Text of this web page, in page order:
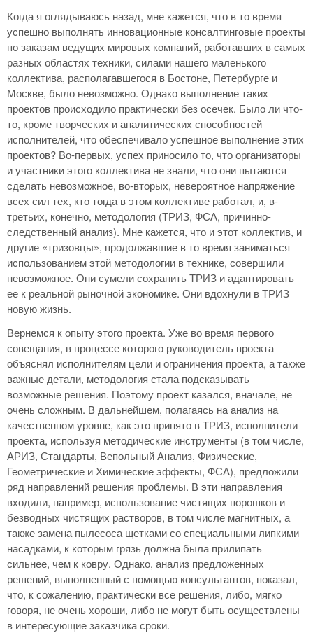
Когда я оглядываюсь назад, мне кажется, что в то время
успешно выполнять инновационные консалтинговые проекты
по заказам ведущих мировых компаний, работавших в самых
разных областях техники, силами нашего маленького
коллектива, располагавшегося в Бостоне, Петербурге и
Москве, было невозможно. Однако выполнение таких
проектов происходило практически без осечек. Было ли что-
то, кроме творческих и аналитических способностей
исполнителей, что обеспечивало успешное выполнение этих
проектов? Во-первых, успех приносило то, что организаторы
и участники этого коллектива не знали, что они пытаются
сделать невозможное, во-вторых, невероятное напряжение
всех сил тех, кто тогда в этом коллективе работал, и, в-
третьих, конечно, методология (ТРИЗ, ФСА, причинно-
следственный анализ). Мне кажется, что и этот коллектив, и
другие «тризовцы», продолжавшие в то время заниматься
использованием этой методологии в технике, совершили
невозможное. Они сумели сохранить ТРИЗ и адаптировать
ее к реальной рыночной экономике. Они вдохнули в ТРИЗ
новую жизнь.
Вернемся к опыту этого проекта. Уже во время первого
совещания, в процессе которого руководитель проекта
объяснял исполнителям цели и ограничения проекта, а также
важные детали, методология стала подсказывать
возможные решения. Поэтому проект казался, вначале, не
очень сложным. В дальнейшем, полагаясь на анализ на
качественном уровне, как это принято в ТРИЗ, исполнители
проекта, используя методические инструменты (в том числе,
АРИЗ, Стандарты, Вепольный Анализ, Физические,
Геометрические и Химические эффекты, ФСА), предложили
ряд направлений решения проблемы. В эти направления
входили, например, использование чистящих порошков и
безводных чистящих растворов, в том числе магнитных, а
также замена пылесоса щетками со специальными липкими
насадками, к которым грязь должна была прилипать
сильнее, чем к ковру. Однако, анализ предложенных
решений, выполненный с помощью консультантов, показал,
что, к сожалению, практически все решения, либо, мягко
говоря, не очень хороши, либо не могут быть осуществлены
в интересующие заказчика сроки.